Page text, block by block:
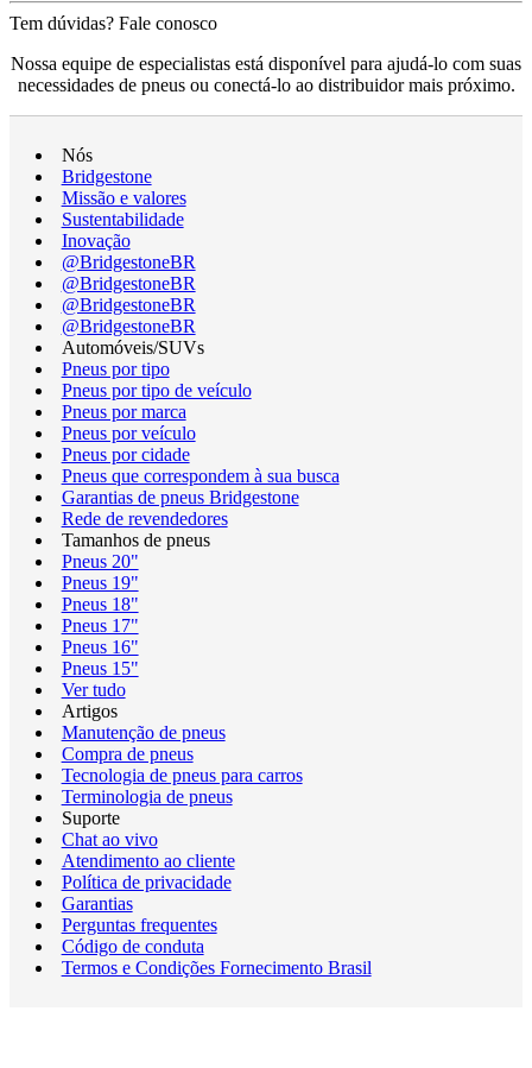
Tem dúvidas? Fale conosco
Nossa equipe de especialistas está disponível para ajudá-lo com suas
necessidades de pneus ou conectá-lo ao distribuidor mais próximo.
Nós
Bridgestone
Missão e valores
Sustentabilidade
Inovação
@BridgestoneBR
@BridgestoneBR
@BridgestoneBR
@BridgestoneBR
Automóveis/SUVs
Pneus por tipo
Pneus por tipo de veículo
Pneus por marca
Pneus por veículo
Pneus por cidade
Pneus que correspondem à sua busca
Garantias de pneus Bridgestone
Rede de revendedores
Tamanhos de pneus
Pneus 20"
Pneus 19"
Pneus 18"
Pneus 17"
Pneus 16"
Pneus 15"
Ver tudo
Artigos
Manutenção de pneus
Compra de pneus
Tecnologia de pneus para carros
Terminologia de pneus
Suporte
Chat ao vivo
Atendimento ao cliente
Política de privacidade
Garantias
Perguntas frequentes
Código de conduta
Termos e Condições Fornecimento Brasil